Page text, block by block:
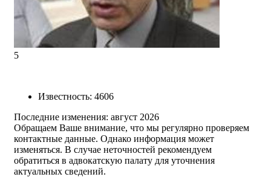
5
Известность: 4606
Последние изменения: август 2026
Обращаем Ваше внимание, что мы регулярно проверяем
контактные данные. Однако информация может
изменяться. В случае неточностей рекомендуем
обратиться в адвокатскую палату для уточнения
актуальных сведений.